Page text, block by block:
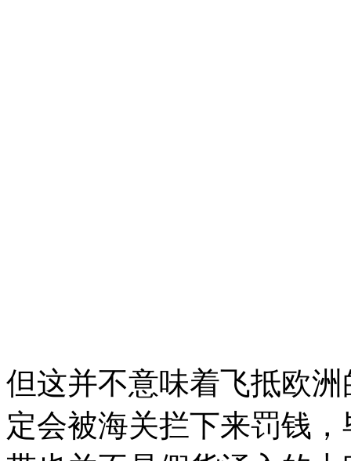
但这并不意味着飞抵欧
定会被海关拦下来罚钱